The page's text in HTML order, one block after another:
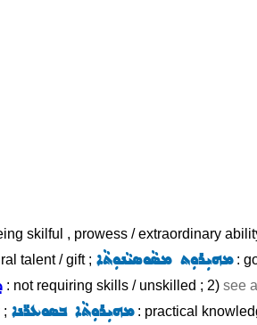
skilful , prowess / extraordinary
talent / gift ; ܡܗܝܼܪܘܼܬ ܡܣܵܘܣܝܵܢܘܼܬܵܐ:
: not requiring skills / unskilled ; 2) see
; ܡܗܝܼܪܘܼܬܵܐ ܒܣܘܥܪ̈ܢܐ: practical